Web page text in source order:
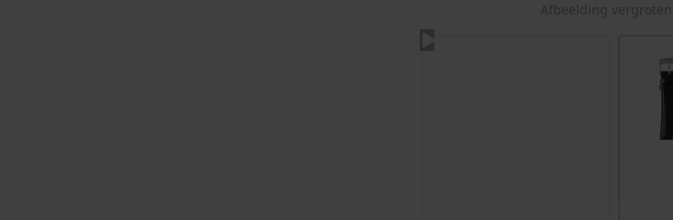
Afbeelding vergroten